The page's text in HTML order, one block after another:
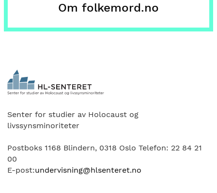
Om folkemord.no
Senter for studier av Holocaust og
livssynsminoriteter
Postboks 1168 Blindern, 0318 Oslo Telefon: 22 84 21
00
E-post:undervisning@hlsenteret.no